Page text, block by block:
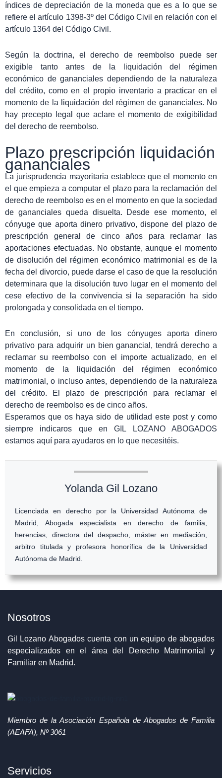
índices de depreciación de la moneda que es a lo que se
refiere el artículo 1398-3º del Código Civil en relación con el
artículo 1364 del Código Civil.
Según la doctrina, el derecho de reembolso puede ser
exigible tanto antes de la liquidación del régimen
económico de gananciales dependiendo de la naturaleza
del crédito, como en el propio inventario a practicar en el
momento de la liquidación del régimen de gananciales. No
hay precepto legal que aclare el momento de exigibilidad
del derecho de reembolso.
Plazo prescripción liquidación
gananciales
La jurisprudencia mayoritaria establece que el momento en
el que empieza a computar el plazo para la reclamación del
derecho de reembolso es en el momento en que la sociedad
de gananciales queda disuelta. Desde ese momento, el
cónyuge que aporta dinero privativo, dispone del plazo de
prescripción general de cinco años para reclamar las
aportaciones efectuadas. No obstante, aunque el momento
de disolución del régimen económico matrimonial es de la
fecha del divorcio, puede darse el caso de que la resolución
determinara que la disolución tuvo lugar en el momento del
cese efectivo de la convivencia si la separación ha sido
prolongada y consolidada en el tiempo.
En conclusión, si uno de los cónyuges aporta dinero
privativo para adquirir un bien ganancial, tendrá derecho a
reclamar su reembolso con el importe actualizado, en el
momento de la liquidación del régimen económico
matrimonial, o incluso antes, dependiendo de la naturaleza
del crédito. El plazo de prescripción para reclamar el
derecho de reembolso es de cinco años.
Esperamos que os haya sido de utilidad este post y como
siempre indicaros que en GIL LOZANO ABOGADOS
estamos aquí para ayudaros en lo que necesitéis.
Yolanda Gil Lozano
Licenciada en derecho por la Universidad Autónoma de
Madrid, Abogada especialista en derecho de familia,
herencias, directora del despacho, máster en mediación,
arbitro titulada y profesora honorífica de la Universidad
Autónoma de Madrid.
Nosotros
Gil Lozano Abogados cuenta con un equipo de abogados
especializados en el área del Derecho Matrimonial y
Familiar en Madrid.
Miembro de la Asociación Española de Abogados de Familia
(AEAFA), Nº 3061
Servicios